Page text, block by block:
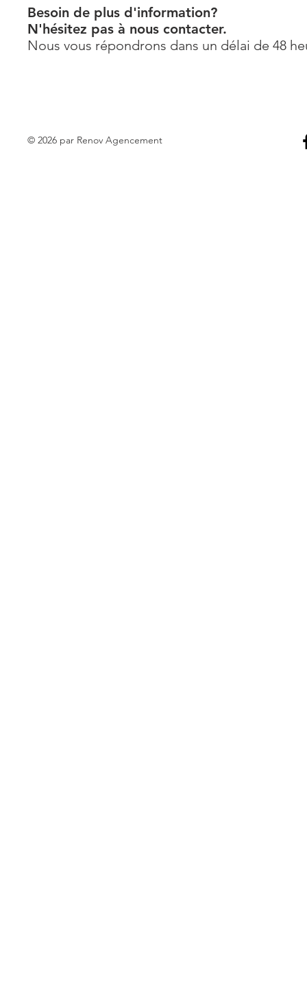
Besoin de plus d'information?
N'hésitez pas à nous contacter.
Nous vous répondrons dans un délai de 48
© 2026 par Renov Agencement